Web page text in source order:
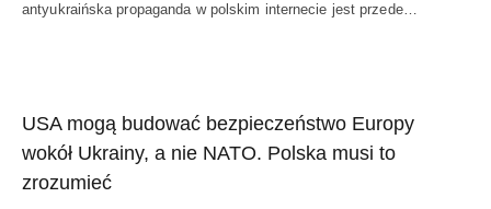
antyukraińska propaganda w polskim internecie jest przede…
USA mogą budować bezpieczeństwo Europy
wokół Ukrainy, a nie NATO. Polska musi to
zrozumieć